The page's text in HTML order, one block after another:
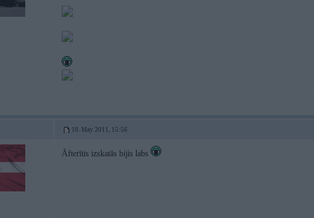
10. May 2011, 15:56
Āfterītis izskatās bijis labs